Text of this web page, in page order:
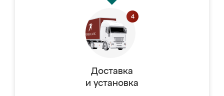
Доставка
и установка